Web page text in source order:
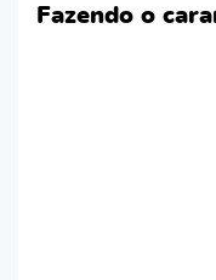
Fazendo o